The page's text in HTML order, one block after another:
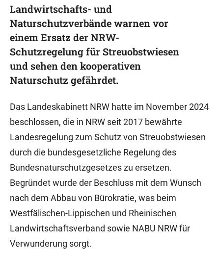
Landwirtschafts- und
Naturschutzverbände warnen vor
einem Ersatz der NRW-
Schutzregelung für Streuobstwiesen
und sehen den kooperativen
Naturschutz gefährdet.
Das Landeskabinett NRW hatte im November 2024
beschlossen, die in NRW seit 2017 bewährte
Landesregelung zum Schutz von Streuobstwiesen
durch die bundesgesetzliche Regelung des
Bundesnaturschutzgesetzes zu ersetzen.
Begründet wurde der Beschluss mit dem Wunsch
nach dem Abbau von Bürokratie, was beim
Westfälischen-Lippischen und Rheinischen
Landwirtschaftsverband sowie NABU NRW für
Verwunderung sorgt.